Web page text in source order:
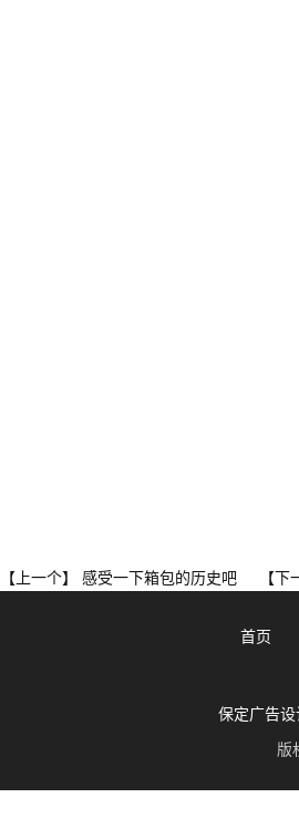
【上一个】 感受一下箱包的历史吧 【下
首页
保定广告设
版